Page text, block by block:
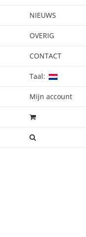
NIEUWS
OVERIG
CONTACT
Taal:
Mijn account